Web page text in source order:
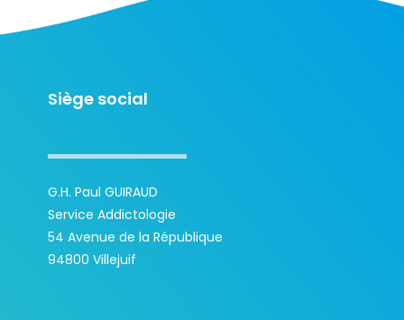
Siège social
G.H. Paul GUIRAUD
Service Addictologie
54 Avenue de la République
94800 Villejuif